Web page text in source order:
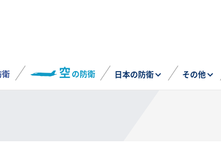
衛 空の防衛 日本の防衛 その他